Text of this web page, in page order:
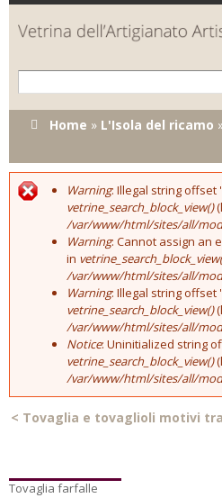
Skip to
main
content
Tu sei qui
Home » L'Isola del ricamo
Error
Warning: Illegal string offset
vetrine_search_block_view()
/var/www/html/sites/all/
Warning: Cannot assign an
in
/var/www/html/sites/all/
Warning: Illegal string offset
vetrine_search_block_view()
/var/www/html/sites/all/
Notice: Uninitialized string
vetrine_search_block_view()
/var/www/html/sites/all/
< Tovaglia e tovaglioli motivi
Tovaglia farfalle